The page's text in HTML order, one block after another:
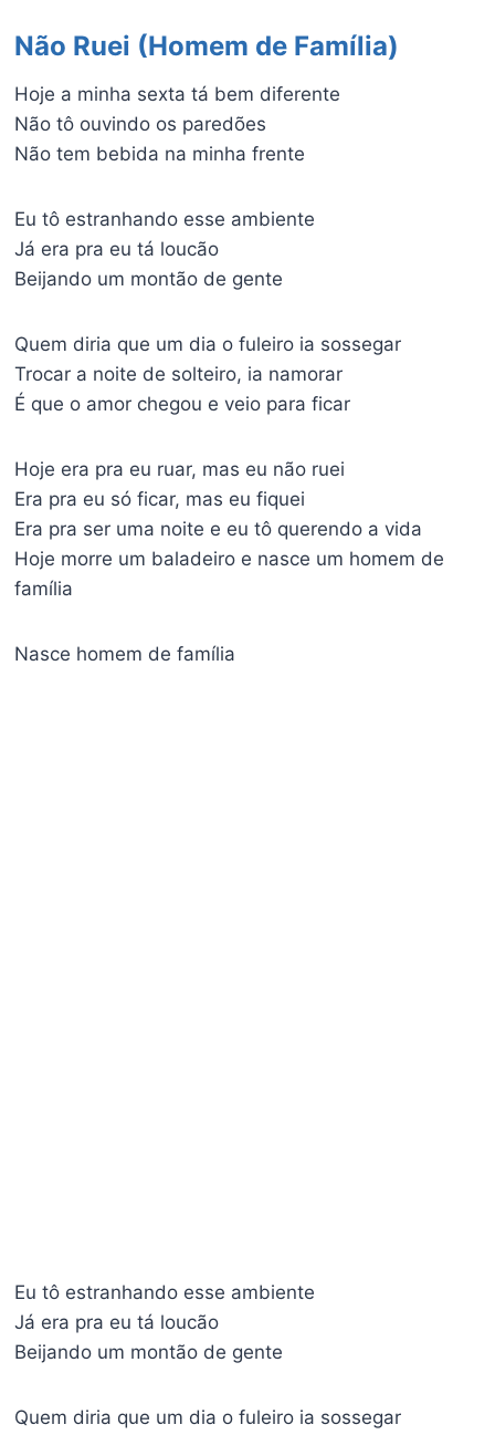
Não Ruei (Homem de Família)
Hoje a minha sexta tá bem diferente
Não tô ouvindo os paredões
Não tem bebida na minha frente
Eu tô estranhando esse ambiente
Já era pra eu tá loucão
Beijando um montão de gente
Quem diria que um dia o fuleiro ia sossegar
Trocar a noite de solteiro, ia namorar
É que o amor chegou e veio para ficar
Hoje era pra eu ruar, mas eu não ruei
Era pra eu só ficar, mas eu fiquei
Era pra ser uma noite e eu tô querendo a vida
Hoje morre um baladeiro e nasce um homem de
família
Nasce homem de família
Eu tô estranhando esse ambiente
Já era pra eu tá loucão
Beijando um montão de gente
Quem diria que um dia o fuleiro ia sossegar